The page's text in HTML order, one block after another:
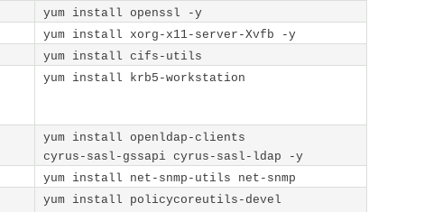
yum install openssl -y
yum install xorg-x11-server-Xvfb -y
yum install cifs-utils
yum install krb5-workstation
yum install openldap-clients
cyrus-sasl-gssapi cyrus-sasl-ldap -y
yum install net-snmp-utils net-snmp
yum install policycoreutils-devel